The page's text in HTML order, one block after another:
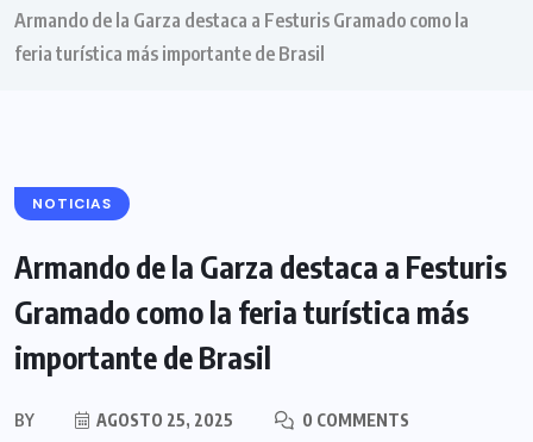
Armando de la Garza destaca a Festuris Gramado como la
feria turística más importante de Brasil
NOTICIAS
Armando de la Garza destaca a Festuris
Gramado como la feria turística más
importante de Brasil
BY AGOSTO 25, 2025
0 COMMENTS